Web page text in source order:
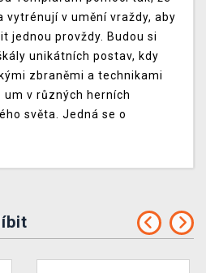
vytrénují v umění vraždy, aby
jednou provždy. Budou si
unikátních postav, kdy
zbraněmi a technikami
v různých herních
světa. Jedná se o